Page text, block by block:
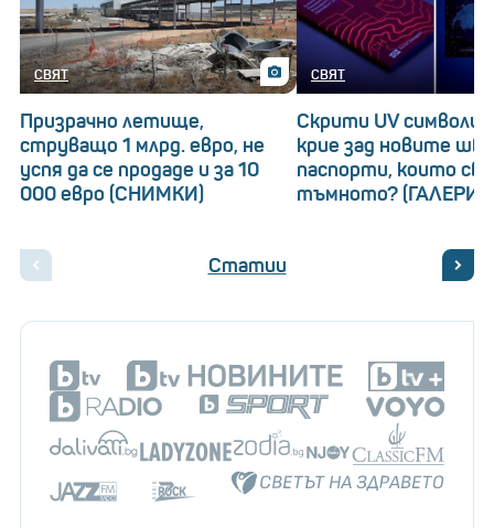
СВЯТ
Призрачно летище,
струващо 1 млрд. евро, не
успя да се продаде и за 10
000 евро (СНИМКИ)
СВЯТ
Скрити UV символи:
крие зад новите
паспорти, които
тъмното?
Статии